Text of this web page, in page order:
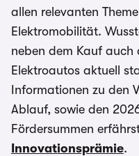
allen relevanten
Elektromobilität.
neben dem Kauf auch
Elektroautos aktuell
Informationen zu den
Ablauf, sowie den
Fördersummen
Innovationsprämie.